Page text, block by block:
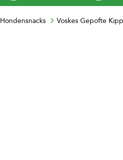
Hondensnacks Voskes Gepofte